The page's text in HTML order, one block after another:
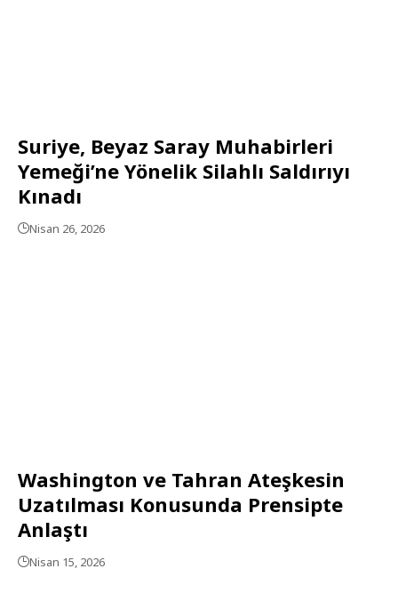
Suriye, Beyaz Saray Muhabirleri
Yemeği’ne Yönelik Silahlı Saldırıyı
Kınadı
Nisan 26, 2026
Washington ve Tahran Ateşkesin
Uzatılması Konusunda Prensipte
Anlaştı
Nisan 15, 2026